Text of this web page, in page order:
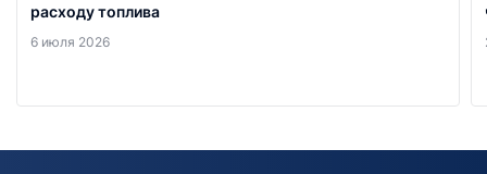
расходу топлива
6 июля 2026